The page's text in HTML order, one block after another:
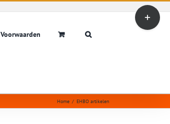
Voorwaarden
Home / EHBO artikelen
Toggle
Sliding
Bar